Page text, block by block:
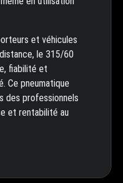
et véhicules
le 315/60
fiabilité et
Ce pneumatique
des professionnels
et rentabilité au